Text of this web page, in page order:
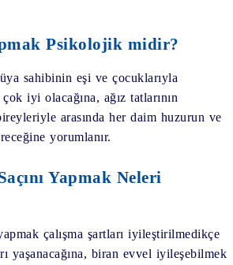
Psikolojik midir?
sahibinin eşi ve çocuklarıyla
iyi olacağına, ağız tatlarının
arasında her daim huzurun ve
yorumlanır.
Yapmak Neleri
çalışma şartları iyileştirilmedikçe
yaşanacağına, biran evvel iyileşebilmek